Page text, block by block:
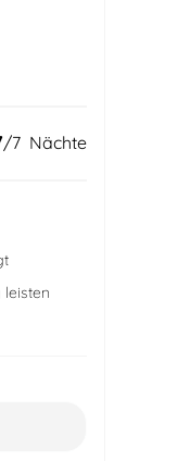
/7Nächte305d6b6e-
leisten